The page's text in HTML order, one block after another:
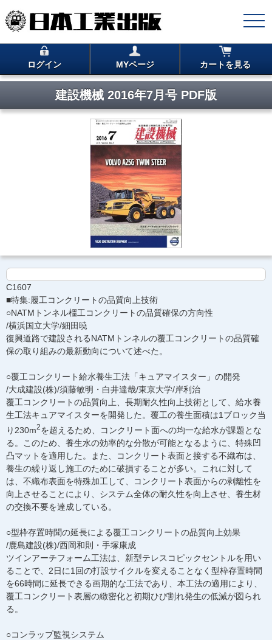
ログイン MYページ カートを見る
建設機械 2016年7月号 PDF版
C1607
■特集:履工コンクリートの品質向上技術
○NATMトンネル橿工コンクリートの品質確保の方向性
/横浜国立大学/細田暁
復興道路で建設されるNATMトンネルの覆工コンクリートの品質確
保の取り組みの最新動向について述べた。
○覆工コンクリート給水養生工法「キュアマイスター」の開発
/大成建設(株)/須藤敏明・白井達哉/東京大学/岸利治
覆工コンクリートの品質向上、長期耐久性向上技術として、給水養
生工法キュアマイスターを開発した。覆工の養生面積は1ブロック当
り230m2を超えるため、コンクリート面への均一な給水が課題とな
る。このため、養生水の効率的な分散が可能となるように、特殊凹
凸マットを適用した。また、コンクリート表面と接する不織布は、
養生の繰り返し施工のために破損することが多い。これに対して
は、不織布表面を特殊加工して、コンクリート表面からの剥離性を
向上させることにより、システム全体の耐久性を向上させ、養生材
の交換不要を達成している。
○型枠存置時聞の延長による覆工コンクリートの品質向上効果
/鹿島建設(株)/西岡和則・手塚康成
ツインアーチフォーム工法は、新型テレスコピックセントルを用い
ることで、2日に1回の打設サイクルを変えることなく型枠存置時間
を66時間に延長できる画期的な工法であり、本工法の適用により、
覆工コンクリート表層の緻密化と初期ひび割れ発生の低減が図られ
る。
○コンラップ監視システム